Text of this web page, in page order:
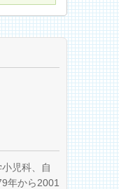
児科、自
年から2001